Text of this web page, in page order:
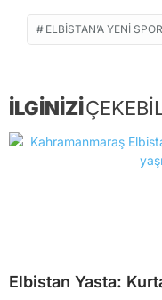
ELBISTAN’A YENI
İLGİNİZİ
Elbistan Yasta: